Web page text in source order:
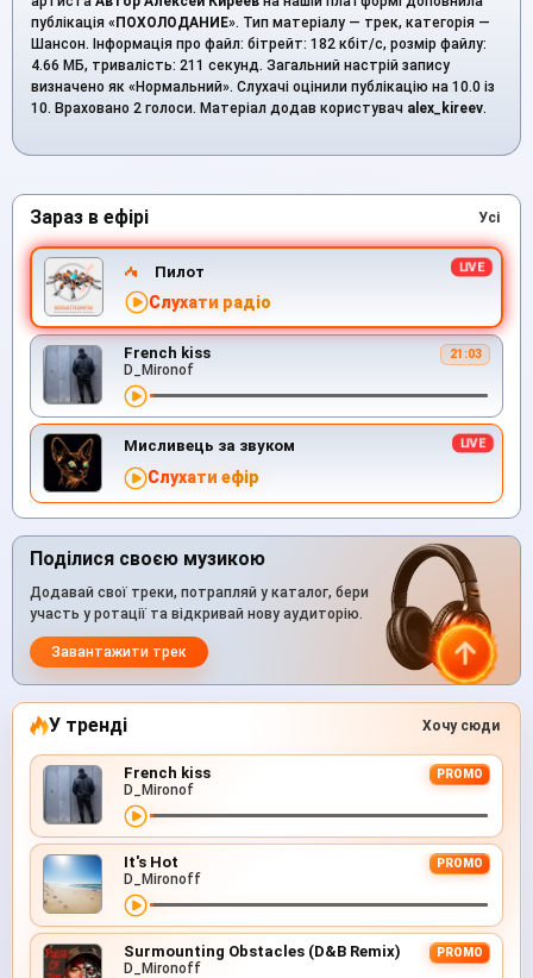
публікація «ПОХОЛОДАНИЕ». Тип матеріалу — трек, категорія —
Шансон. Інформація про файл: бітрейт: 182 кбіт/с, розмір файлу:
4.66 МБ, тривалість: 211 секунд. Загальний настрій запису
визначено як «Нормальний». Слухачі оцінили публікацію на 10.0 із
10. Враховано 2 голоси. Матеріал додав користувач alex_kireev.
Зараз в ефірі Усі
Пилот
Слухати радіо
French kiss 21:03
D_Mironof
Мисливець за звуком
Слухати ефір
Поділися своєю музикою
Додавай свої треки, потрапляй у каталог, бери
участь у ротації та відкривай нову аудиторію.
Завантажити трек
У тренді Хочу сюди
French kiss PROMO
D_Mironof
It's Hot PROMO
D_Mironoff
Surmounting Obstacles (D&B Remix) PROMO
D_Mironoff